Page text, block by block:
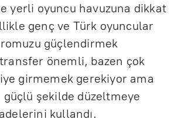
yerli oyuncu havuzuna dikkat
genç ve Türk oyuncular
güçlendirmek
önemli, bazen çok
girmemek gerekiyor ama
güçlü şekilde düzeltmeye
kullandı.